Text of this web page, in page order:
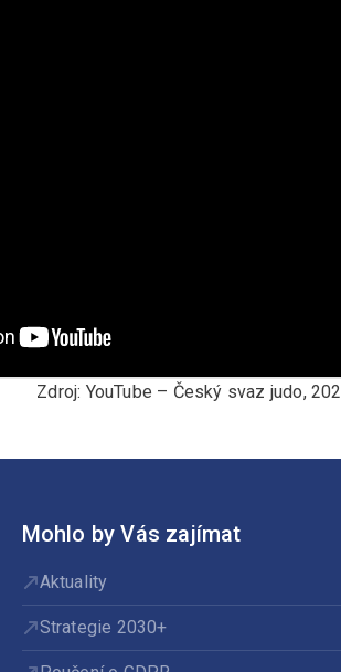
Zdroj: YouTube – Český svaz judo,
Mohlo by Vás zajímat
Aktuality
Strategie 2030+